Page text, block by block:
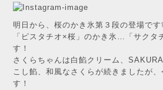
明日から、桜のかき氷第３段の登場です
「ピスタチオ×桜」のかき氷…「サクタ
す！
さくらちゃんは白餡クリーム、
こし餡、和風なさくらが続きましたが
す！